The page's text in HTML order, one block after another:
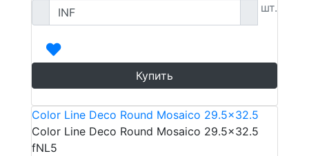
шт.
Купить
Color Line Deco Round Mosaico 29.5x32.5
Color Line Deco Round Mosaico 29.5x32.5
fNL5